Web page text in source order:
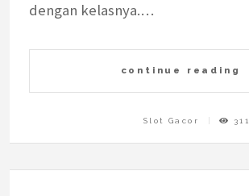
dengan kelasnya.…
continue reading
Slot Gacor 311